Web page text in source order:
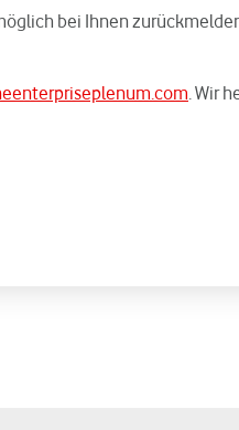
bei Ihnen
. Wir